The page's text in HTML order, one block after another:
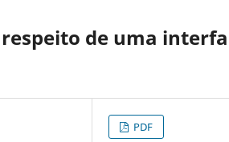
de uma
PDF